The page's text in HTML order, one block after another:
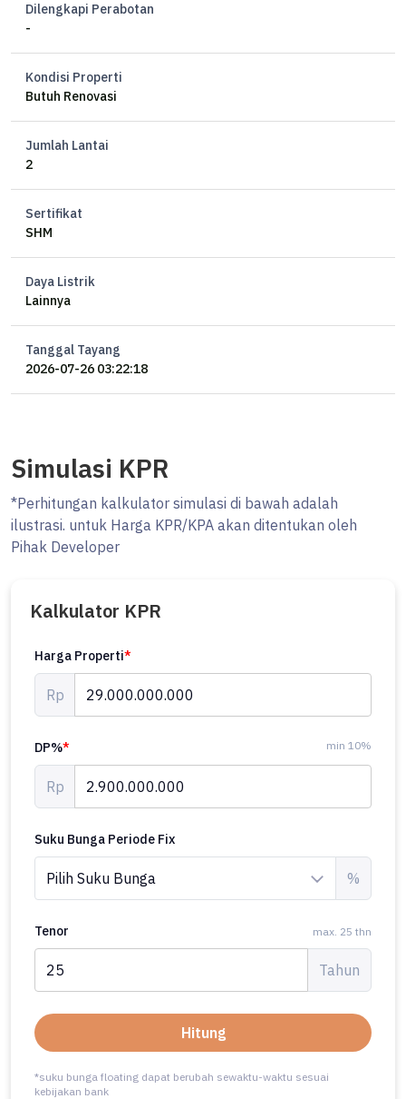
Garasi 2 mobil
SHM
Bangunan 2 Lantai
Posisi Hoek
Harga Rp 29M nego
Dilengkapi Perabotan
-
Kondisi Properti
Butuh Renovasi
Jumlah Lantai
2
Sertifikat
SHM
Daya Listrik
Lainnya
Tanggal Tayang
2026-07-26 03:22:18
Simulasi KPR
*Perhitungan kalkulator simulasi di bawah adalah
ilustrasi. untuk Harga KPR/KPA akan ditentukan oleh
Pihak Developer
Kalkulator KPR
Harga Properti*
Rp
DP%* min 10%
Rp
Suku Bunga Periode Fix
%
Tenor max. 25 thn
Tahun
Hitung
*suku bunga floating dapat berubah sewaktu-waktu sesuai
kebijakan bank